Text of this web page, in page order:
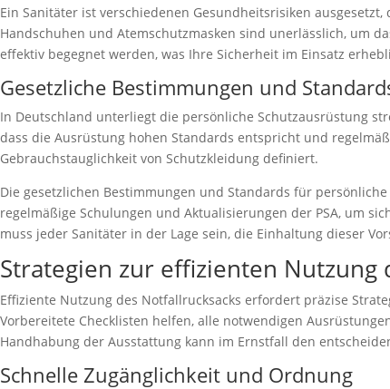
Ein Sanitäter ist verschiedenen Gesundheitsrisiken
Handschuhen und Atemschutzmasken sind unerlässlich, um
effektiv begegnet werden, was Ihre Sicherheit im Einsatz
Gesetzliche Bestimmungen und
In Deutschland unterliegt die persönliche Schutzausrüstung
dass die Ausrüstung hohen Standards entspricht und
Gebrauchstauglichkeit von Schutzkleidung definiert.
Die gesetzlichen Bestimmungen und Standards für
regelmäßige Schulungen und Aktualisierungen der PSA, um
muss jeder Sanitäter in der Lage sein, die Einhaltung dieser
Strategien zur effizienten Nutzung
Effiziente Nutzung des Notfallrucksacks erfordert präzise
Vorbereitete Checklisten helfen, alle notwendigen
Handhabung der Ausstattung kann im Ernstfall den
Schnelle Zugänglichkeit und Ordnung